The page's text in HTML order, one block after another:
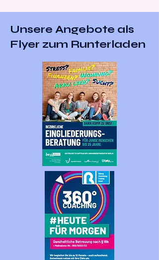
Unsere Angebote als
Flyer zum Runterladen